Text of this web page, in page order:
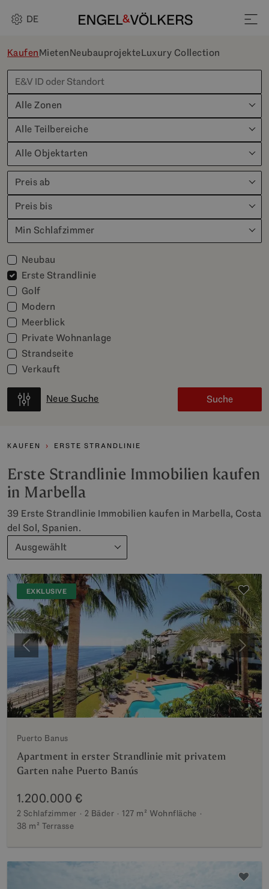
DE
KaufenMietenNeubauprojekteLuxury Collection
Alle Zonen
Alle Teilbereiche
Alle Objektarten
Preis ab
Preis bis
Min Schlafzimmer
Neubau
Erste Strandlinie
Golf
Modern
Meerblick
Private Wohnanlage
Strandseite
Verkauft
Neue Suche Suche
KAUFEN ERSTE STRANDLINIE
Erste Strandlinie Immobilien kaufen
in Marbella
39 Erste Strandlinie Immobilien kaufen in Marbella, Costa
del Sol, Spanien.
Ausgewählt
EXKLUSIVE
Vorherige
Puerto Banus
Apartment in erster Strandlinie mit privatem
Garten nahe Puerto Banús
1.200.000 €
2 Schlafzimmer 2 Bäder 127 m² Wohnfläche
38 m² Terrasse